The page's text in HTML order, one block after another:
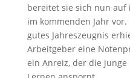
bereitet sie sich nun
im kommenden Jahr
gutes Jahreszeugnis
Arbeitgeber eine
ein Anreiz, der die